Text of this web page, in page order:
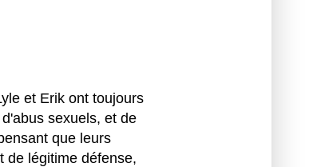
et Erik ont toujours
sexuels, et de
que leurs
de légitime défense,